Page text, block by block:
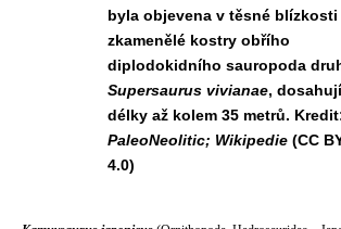
byla objevena v těsné blízkosti
zkamenělé kostry obřího
diplodokidního sauropoda
Supersaurus vivianae,
délky až kolem 35 metrů.
PaleoNeolitic; Wikipedie (CC
4.0)